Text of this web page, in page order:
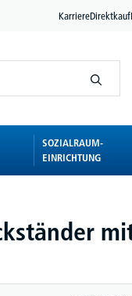
KarriereDirektkauf
SOZIALRAUM-
EINRICHTUNG